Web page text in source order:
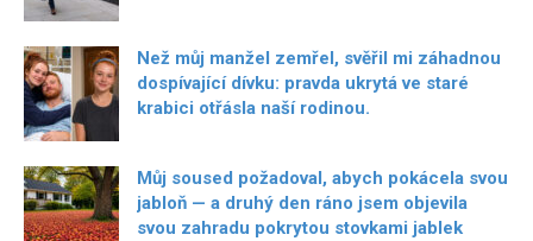
Než můj manžel zemřel, svěřil mi záhadnou
dospívající dívku: pravda ukrytá ve staré
krabici otřásla naší rodinou.
Můj soused požadoval, abych pokácela svou
jabloň — a druhý den ráno jsem objevila
svou zahradu pokrytou stovkami jablek